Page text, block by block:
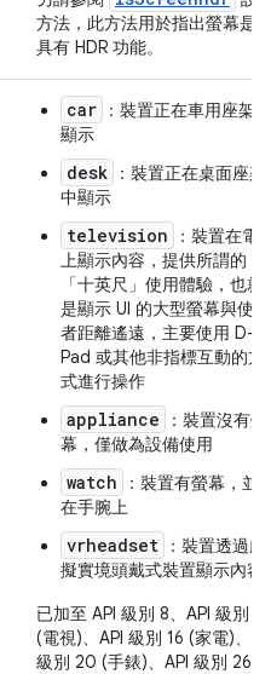
方法，此方法用於指出螢幕是
具有 HDR 功能。
car
：裝置正在車用座架中
顯示
desk
：裝置正在桌面座架
中顯示
television
：裝置在電
上顯示內容，提供所謂的
「十英尺」使用體驗，也就
是顯示 UI 的大型螢幕與使用
者距離遙遠，主要使用 D-
Pad 或其他非指標互動的方
式進行操作
appliance
：裝置沒有螢
幕，僅做為設備使用
watch
：裝置有螢幕，並
在手腕上
vrheadset
：裝置透過虛
擬實境頭戴式裝置顯示內容
已加至 API 級別 8、API 級別 13
(電視)、API 級別 16 (家電)、
級別 20 (手錶)、API 級別 26